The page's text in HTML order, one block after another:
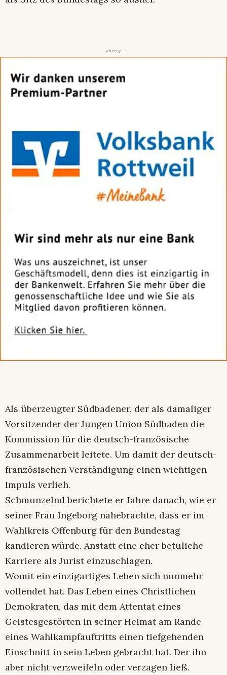
- Anzeige -
Als überzeugter Südbadener, der als damaliger
Vorsitzender der Jungen Union Südbaden die
Kommission für die deutsch-französische
Zusammenarbeit leitete. Um damit der deutsch-
französischen Verständigung einen wichtigen
Impuls verlieh.
Schmunzelnd berichtete er Jahre danach, wie er
seiner Frau Ingeborg nahebrachte, dass er im
Wahlkreis Offenburg für den Bundestag
kandieren würde. Anstatt eine eher betuliche
Karriere als Jurist einzuschlagen.
Womit ein einzigartiges Leben sich nunmehr
vollendet hat. Das Leben eines Christlichen
Demokraten, das mit dem Attentat eines
Geistesgestörten in seiner Heimat am Rande
eines Wahlkampfauftritts einen tiefgehenden
Einschnitt in sein Leben gebracht hat. Der ihn
aber nicht verzweifeln oder verzagen ließ.